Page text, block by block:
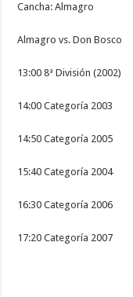
Cancha: Almagro
Almagro vs. Don Bosco
13:00 8ª División (2002)
14:00 Categoría 2003
14:50 Categoría 2005
15:40 Categoría 2004
16:30 Categoría 2006
17:20 Categoría 2007